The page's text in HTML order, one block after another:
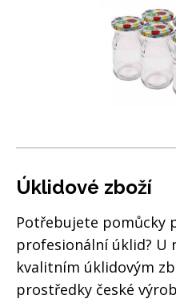
Úklidové zboží
Potřebujete pomůcky
profesionální úklid? U
kvalitním úklidovým
prostředky české